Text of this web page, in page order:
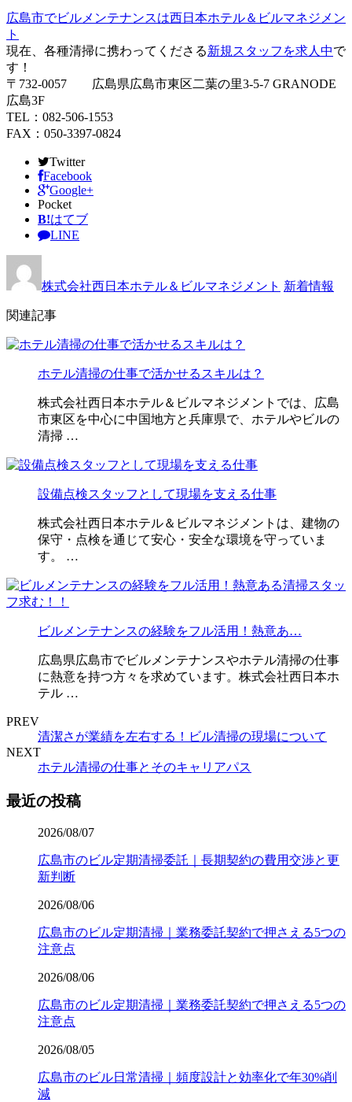
広島市でビルメンテナンスは西日本ホテル＆ビルマネジメン
ト
現在、各種清掃に携わってくださる新規スタッフを求人中で
す！
〒732-0057 広島県広島市東区二葉の里3-5-7 GRANODE
広島3F
TEL：082-506-1553
FAX：050-3397-0824
Twitter
Facebook
Google+
Pocket
B!はてブ
LINE
株式会社西日本ホテル＆ビルマネジメント 新着情報
関連記事
ホテル清掃の仕事で活かせるスキルは？
株式会社西日本ホテル＆ビルマネジメントでは、広島
市東区を中心に中国地方と兵庫県で、ホテルやビルの
清掃 …
設備点検スタッフとして現場を支える仕事
株式会社西日本ホテル＆ビルマネジメントは、建物の
保守・点検を通じて安心・安全な環境を守っていま
す。 …
ビルメンテナンスの経験をフル活用！熱意あ…
広島県広島市でビルメンテナンスやホテル清掃の仕事
に熱意を持つ方々を求めています。株式会社西日本ホ
テル …
PREV
清潔さが業績を左右する！ビル清掃の現場について
NEXT
ホテル清掃の仕事とそのキャリアパス
最近の投稿
2026/08/07
広島市のビル定期清掃委託｜長期契約の費用交渉と更
新判断
2026/08/06
広島市のビル定期清掃｜業務委託契約で押さえる5つの
注意点
2026/08/06
広島市のビル定期清掃｜業務委託契約で押さえる5つの
注意点
2026/08/05
広島市のビル日常清掃｜頻度設計と効率化で年30%削
減